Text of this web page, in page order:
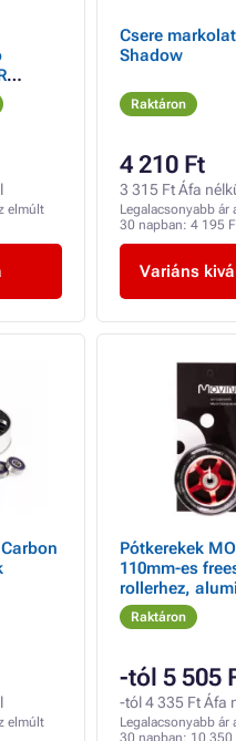
elmúlt
Csere
Shadow
Raktáron
4 210 Ft
3 315 Ft Áfa
Legalacsonyabb ár
30 napban: 4 195
Variáns
Carbon
elmúlt
Pótkerekek
110mm-es
rollerhez,
dbRaktáron
-tól 5 505
-tól 4 335 Ft Áfa
Legalacsonyabb ár
30 napban: 10 350